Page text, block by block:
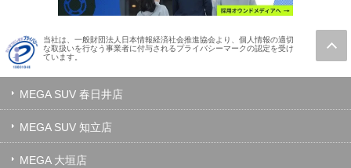
当社は、一般財団法人日本情報経済社会推進協会より、個人情報の適切
な取扱いを行なう事業者に付与されるプライバシーマークの認定を受け
ています。
MEGA SUV 春日井店
MEGA SUV 知立店
MEGA 大垣店